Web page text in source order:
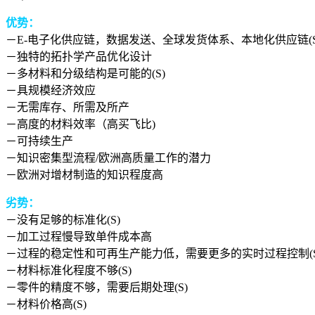
优势：
－E-电子化供应链，数据发送、全球发货体系、本地化供应链
－独特的拓扑学产品优化设计
－多材料和分级结构是可能的(S)
－具规模经济效应
－无需库存、所需及所产
－高度的材料效率（高买飞比)
－可持续生产
－知识密集型流程/欧洲高质量工作的潜力
－欧洲对增材制造的知识程度高
劣势：
－没有足够的标准化(S)
－加工过程慢导致单件成本高
－过程的稳定性和可再生产能力低，需要更多的实时过程控制
－材料标准化程度不够(S)
－零件的精度不够，需要后期处理(S)
－材料价格高(S)